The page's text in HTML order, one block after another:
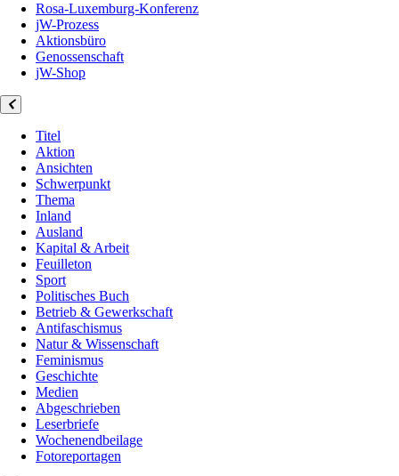
Rosa-Luxemburg-Konferenz
jW-Prozess
Aktionsbüro
Genossenschaft
jW-Shop
Titel
Aktion
Ansichten
Schwerpunkt
Thema
Inland
Ausland
Kapital & Arbeit
Feuilleton
Sport
Politisches Buch
Betrieb & Gewerkschaft
Antifaschismus
Natur & Wissenschaft
Feminismus
Geschichte
Medien
Abgeschrieben
Leserbriefe
Wochenendbeilage
Fotoreportagen